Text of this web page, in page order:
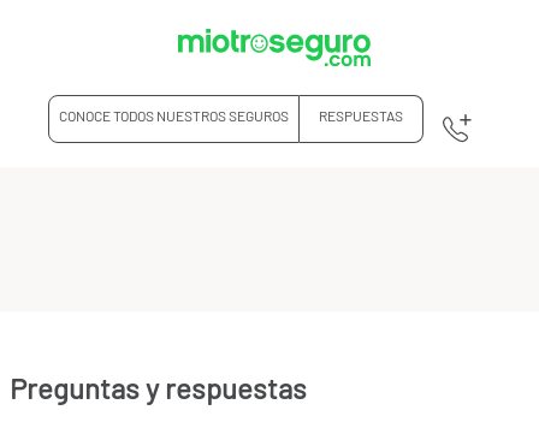
CONOCE TODOS NUESTROS SEGUROS RESPUESTAS
Preguntas y respuestas